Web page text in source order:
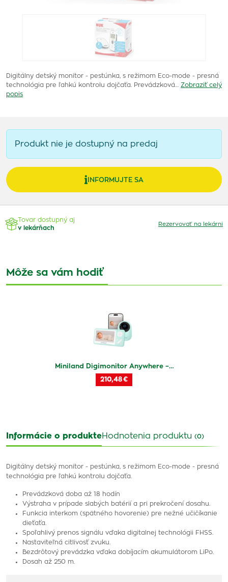
Digitálny detský monitor - pestúnka, s režimom Eco-mode - presná
technológia pre ľahkú kontrolu dojčaťa. Prevádzková…
Zobraziť celý
popis
Produkt nie je dostupný na predaj
INFORMUJTE SA
Tovar dostupný aj
v lekárňach
Rezervovať na lekárni
Môže sa vám hodiť
Miniland Digimonitor Anywhere –…
210,48 €
Informácie o produkteHodnotenia produktu (0)
Digitálny detský monitor - pestúnka, s režimom Eco-mode - presná
technológia pre ľahkú kontrolu dojčaťa.
Prevádzková doba až 18 hodín
Výstraha v prípade slabých batérií a pri prekročení dosahu.
Funkcia interkom (spätného hovorenie) pre nežné učičíkanie
dieťaťa.
Spoľahlivý prenos signálu vďaka digitalnej technológii FHSS.
Nastaviteľná citlivosť zvuku.
Bezdrôtový prevádzka vďaka dobíjacím akumulátorom LiPo.
Dosah až 250 m.